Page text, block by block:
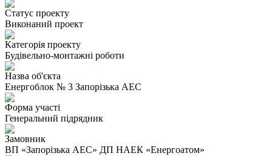
Статус проекту
Виконаний проект
Категорія проекту
Будівельно-монтажні роботи
Назва об'єкта
Енергоблок № 3 Запорізька АЕС
Форма участі
Генеральний підрядник
Замовник
ВП «Запорізька АЕС» ДП НАЕК «Енергоатом»